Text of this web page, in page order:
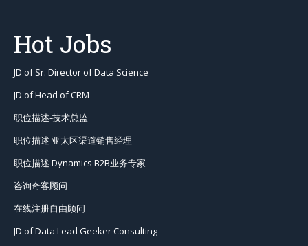
Hot Jobs
JD of Sr. Director of Data Science
JD of Head of CRM
职位描述-技术总监
职位描述 亚太区渠道销售经理
职位描述 Dynamics B2B业务专家
咨询奇客顾问
在线注册自由顾问
JD of Data Lead Geeker Consulting